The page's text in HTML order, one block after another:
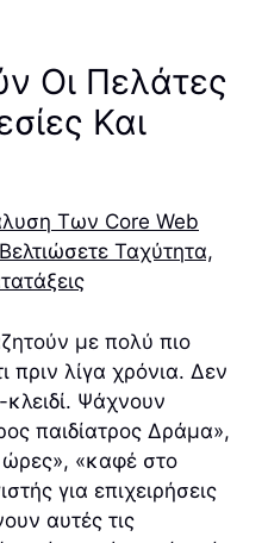
Οι Πελάτες
Και
Των Core Web
Ταχύτητα,
με πολύ πιο
πριν λίγα χρόνια. Δεν
Ψάχνουν
παιδίατρος Δράμα»,
«καφέ στο
για επιχειρήσεις
αυτές τις